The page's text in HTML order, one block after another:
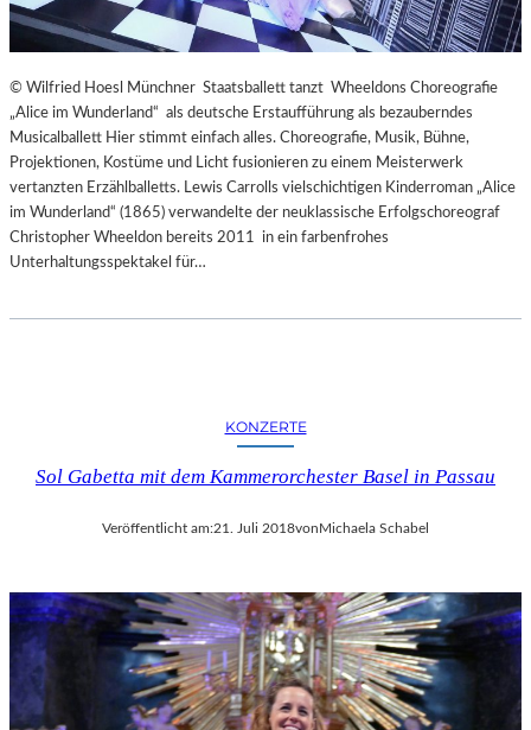
© Wilfried Hoesl Münchner Staatsballett tanzt Wheeldons Choreografie
„Alice im Wunderland“ als deutsche Erstaufführung als bezauberndes
Musicalballett Hier stimmt einfach alles. Choreografie, Musik, Bühne,
Projektionen, Kostüme und Licht fusionieren zu einem Meisterwerk
vertanzten Erzählballetts. Lewis Carrolls vielschichtigen Kinderroman „Alice
im Wunderland“ (1865) verwandelte der neuklassische Erfolgschoreograf
Christopher Wheeldon bereits 2011 in ein farbenfrohes
Unterhaltungsspektakel für…
KONZERTE
Sol Gabetta mit dem Kammerorchester Basel in Passau
Veröffentlicht am:21. Juli 2018vonMichaela Schabel